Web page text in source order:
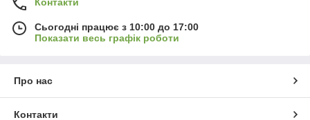
Сьогодні працює з 10:00 до 17:00
Показати весь графік роботи
Про нас
Контакти